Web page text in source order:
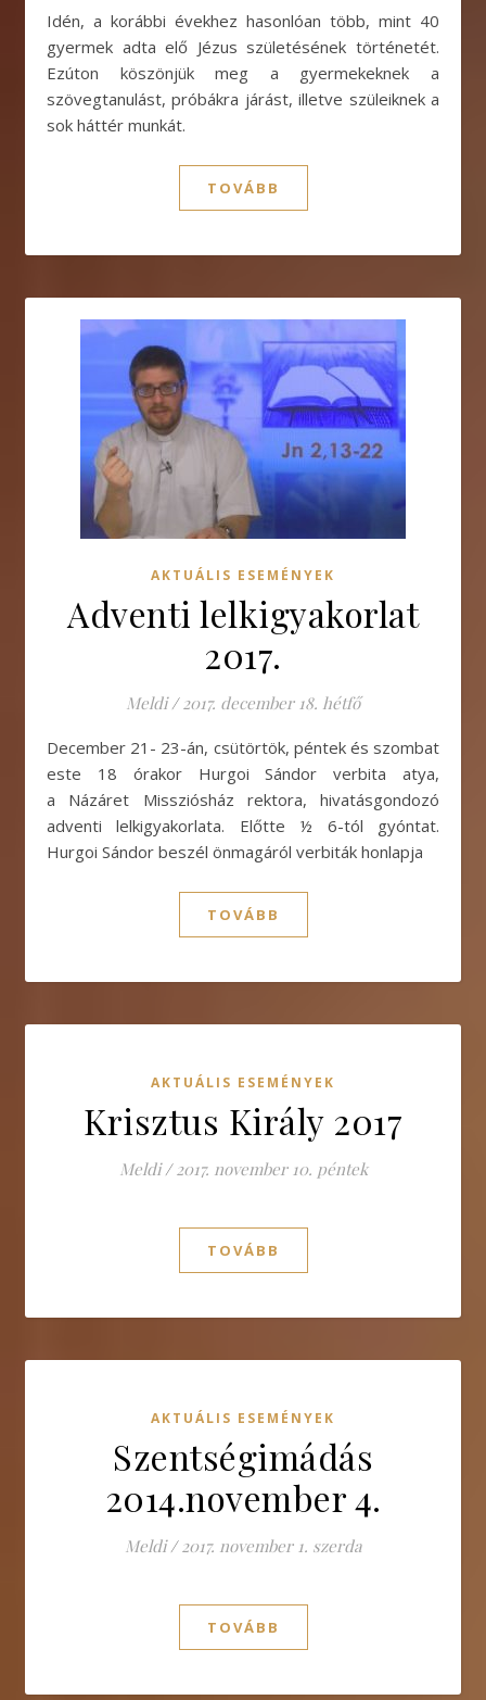
Idén, a korábbi évekhez hasonlóan több, mint 40
gyermek adta elő Jézus születésének történetét.
Ezúton köszönjük meg a gyermekeknek a
szövegtanulást, próbákra járást, illetve szüleiknek a
sok háttér munkát.
TOVÁBB
AKTUÁLIS ESEMÉNYEK
Adventi lelkigyakorlat
2017.
Meldi / 2017. december 18. hétfő
December 21- 23-án, csütörtök, péntek és szombat
este 18 órakor Hurgoi Sándor verbita atya,
a Názáret Missziósház rektora, hivatásgondozó
adventi lelkigyakorlata. Előtte ½ 6-tól gyóntat.
Hurgoi Sándor beszél önmagáról verbiták honlapja
TOVÁBB
AKTUÁLIS ESEMÉNYEK
Krisztus Király 2017
Meldi / 2017. november 10. péntek
TOVÁBB
AKTUÁLIS ESEMÉNYEK
Szentségimádás
2014.november 4.
Meldi / 2017. november 1. szerda
TOVÁBB